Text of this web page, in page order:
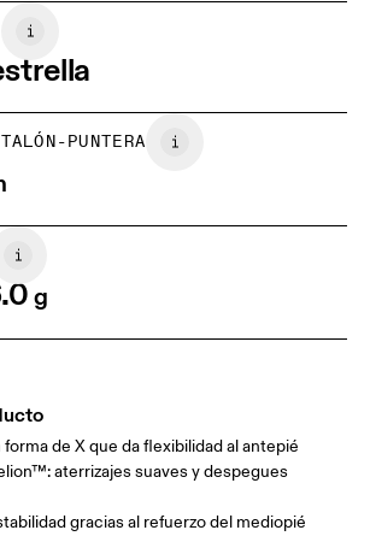
5
3
para ver más.
PUNTERA
g
de X que da flexibilidad al antepié
aterrizajes suaves y despegues
gracias al refuerzo del mediopié